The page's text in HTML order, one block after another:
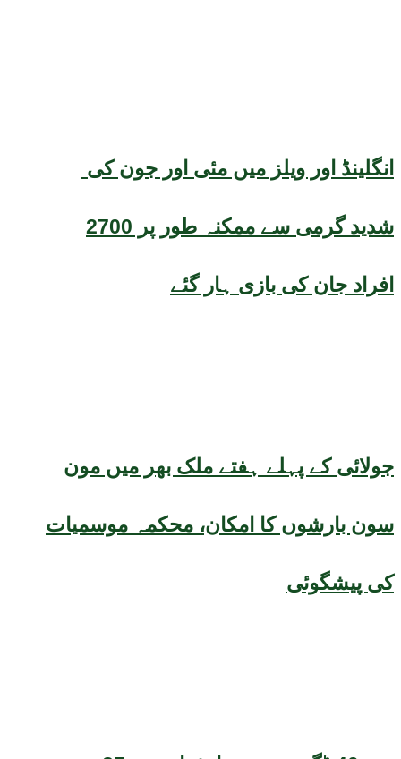
شدید گرمی سے ممکنہ طور پر 2700
افراد جان کی بازی ہار گئے
جولائی کے پہلے ہفتے ملک بھر میں مون
سون بارشوں کا امکان، محکمہ موسمیات
کی پیشگوئی